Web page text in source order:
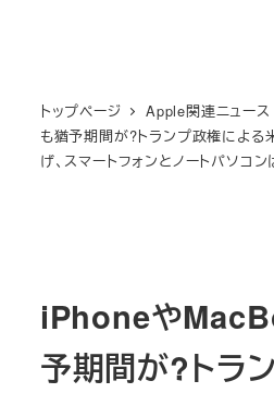
トップページ Apple関連ニュース
も猶予期間が?トランプ政権によ
げ、スマートフォンとノートパソコ
iPhoneや
予期間が?トラ